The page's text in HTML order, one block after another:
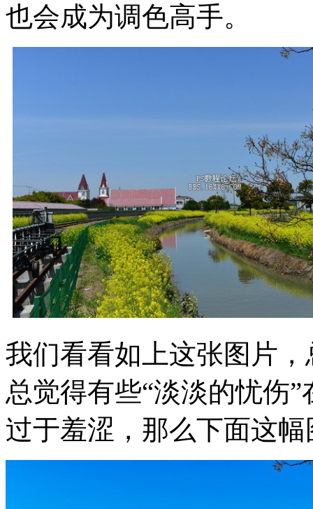
也会成为调色高手。
我们看看如上这张图片
总觉得有些“淡淡的忧伤
过于羞涩，那么下面这